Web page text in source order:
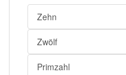
Genitiv
Zehn
Zwölf
Primzahl